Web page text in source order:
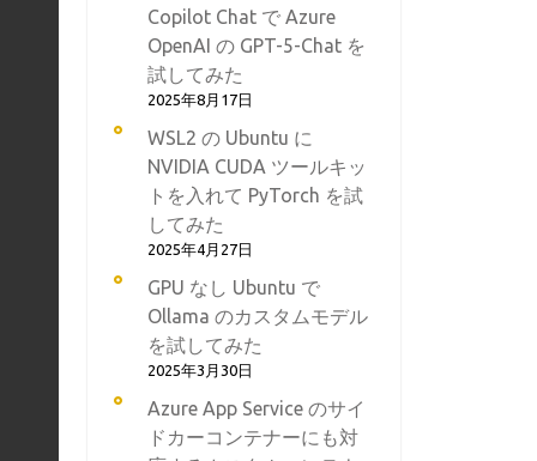
Copilot Chat で Azure
OpenAI の GPT-5-Chat を
試してみた
2025年8月17日
WSL2 の Ubuntu に
NVIDIA CUDA ツールキッ
トを入れて PyTorch を試
してみた
2025年4月27日
GPU なし Ubuntu で
Ollama のカスタムモデル
を試してみた
2025年3月30日
Azure App Service のサイ
ドカーコンテナーにも対